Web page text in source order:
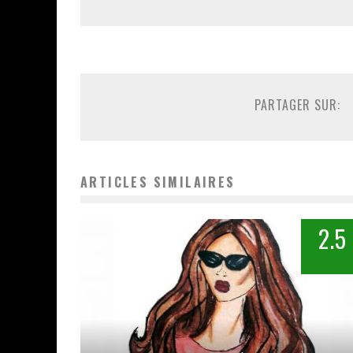
PARTAGER SUR:
ARTICLES SIMILAIRES
2.5